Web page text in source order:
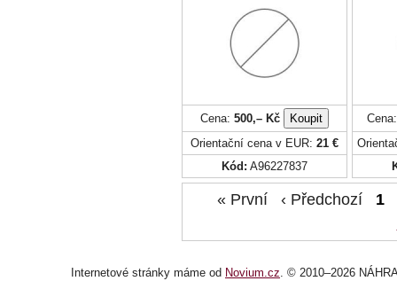
Cena: 500,– Kč
Orientační cena v EUR: 21 €
Kód: A96227837
« První ‹ Předchozí 1
Internetové stránky máme od Novium.cz. © 2010–2026